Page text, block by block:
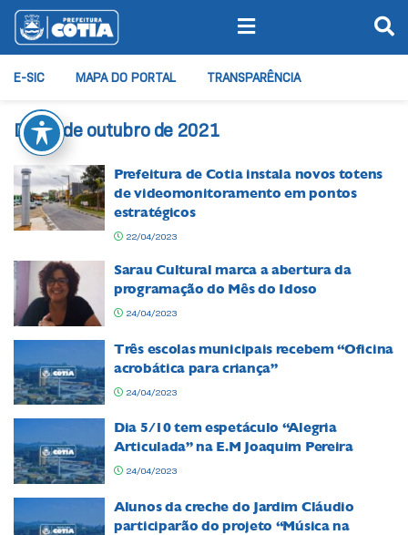
E-SIC MAPA DO PORTAL TRANSPARÊNCIA
Dia:1 de outubro de 2021
Prefeitura de Cotia instala novos totens
de videomonitoramento em pontos
estratégicos
22/04/2023
Sarau Cultural marca a abertura da
programação do Mês do Idoso
24/04/2023
Três escolas municipais recebem “Oficina
acrobática para criança”
24/04/2023
Dia 5/10 tem espetáculo “Alegria
Articulada” na E.M Joaquim Pereira
24/04/2023
Alunos da creche do Jardim Cláudio
participarão do projeto “Música na